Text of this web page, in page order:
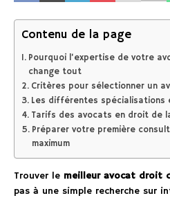
Contenu de la page
Pourquoi l’expertise de votre
change tout
Critères pour sélectionner un
Les différentes spécialisations
Tarifs des avocats en droit de
Préparer votre première
maximum
Trouver le meilleur avocat droit
pas à une simple recherche sur